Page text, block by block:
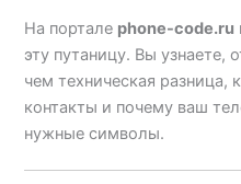
На портале phone-code.ru
эту путаницу. Вы узнаете,
чем техническая разница,
контакты и почему ваш
нужные символы.